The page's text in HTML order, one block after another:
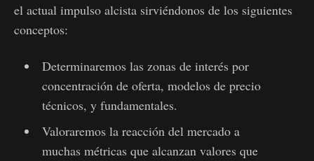
el actual impulso alcista sirviéndonos de los siguientes
conceptos:
Determinaremos las zonas de interés por
concentración de oferta, modelos de precio
técnicos, y fundamentales.
Valoraremos la reacción del mercado a
muchas métricas que alcanzan valores que